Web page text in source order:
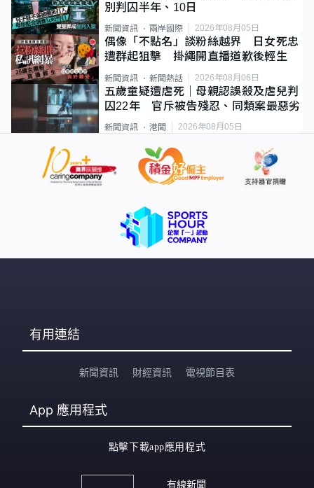
別判囚半年、10日
新聞資訊 兩岸國際 2026年08月05日
偶像「不點名」談粉絲越界 日女死忠
遭群起狙擊 掛繩開直播道歉後輕生
新聞資訊 新聞熱話 2026年08月06日
五歲童疑遭虐死｜母親認誤殺及虐兒判
囚22年 官斥被告殘忍、同類案最惡劣
新聞資訊 港聞 2026年08月05日
有用連結
新聞資訊 財經資訊 電視節目表
App 應用程式
點擊下載app應用程式
有線新聞